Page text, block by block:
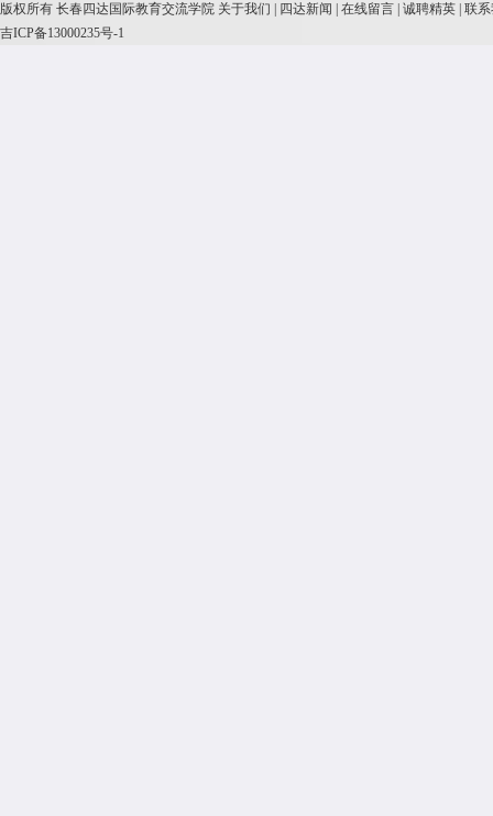
版权所有 长春四达国际教育交流学院 关于我们 四达新闻 在线留言 诚聘精英 联
吉ICP备13000235号-1